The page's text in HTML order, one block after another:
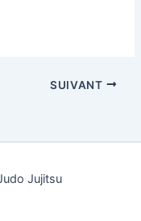
SUIVANT
Jujitsu